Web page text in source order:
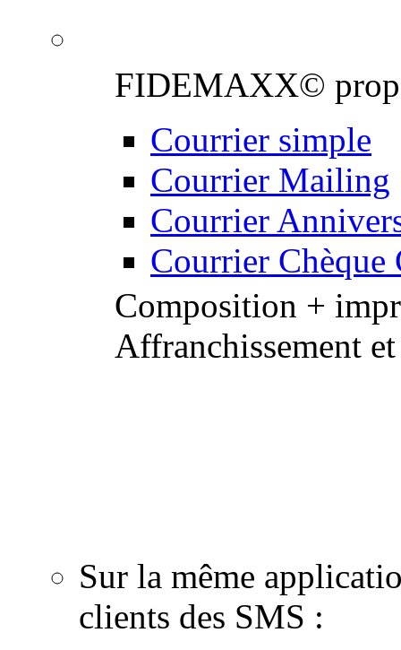
FIDEMAXX©
Courrier simple
Courrier Mailing
Courrier
Courrier Chèque
Composition +
Affranchissement
Sur la même
clients des SMS :